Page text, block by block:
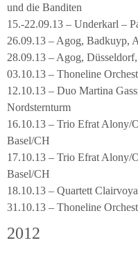
und die Banditen
15.-22.09.13 – Underkarl –
26.09.13 – Agog, Badkuyp,
28.09.13 – Agog,
03.10.13 – Thoneline
12.10.13 – Duo Martina
Nordsternturm
16.10.13 – Trio Efrat Alony/
Basel/CH
17.10.13 – Trio Efrat Alony/
Basel/CH
18.10.13 – Quartett
31.10.13 – Thoneline
2012